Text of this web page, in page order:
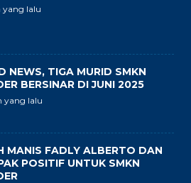
yang lalu
NEWS, TIGA MURID SMKN
BERSINAR DI JUNI 2025
yang lalu
MANIS FADLY ALBERTO DAN
POSITIF UNTUK SMKN